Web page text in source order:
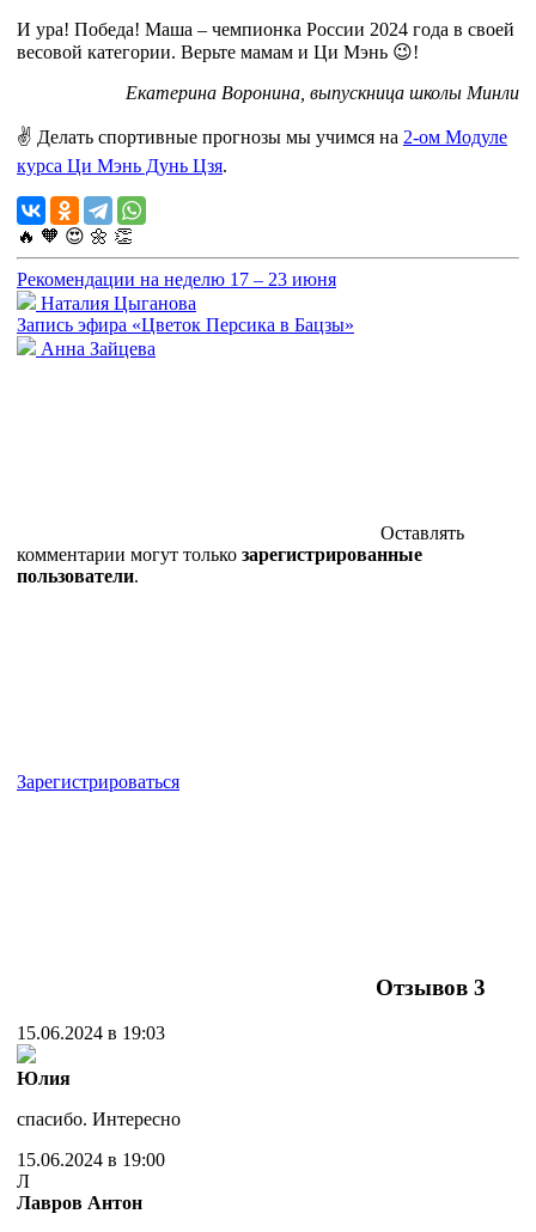
И ура! Победа! Маша – чемпионка России 2024 года в своей
весовой категории. Верьте мамам и Ци Мэнь 😉!
Екатерина Воронина, выпускница школы Минли
✌ Делать спортивные прогнозы мы учимся на 2-ом Модуле
курса Ци Мэнь Дунь Цзя.
🔥 🧡 😍 🌼 👏
Рекомендации на неделю 17 – 23 июня
Наталия Цыганова
Запись эфира «Цветок Персика в Бацзы»
Анна Зайцева
Оставлять
комментарии могут только зарегистрированные
пользователи.
Зарегистрироваться
Отзывов 3
15.06.2024 в 19:03
Юлия
спасибо. Интересно
15.06.2024 в 19:00
Л
Лавров Антон